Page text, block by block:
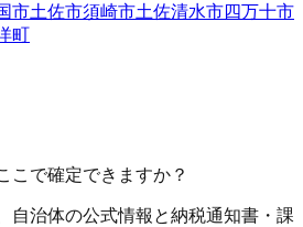
市土佐市須崎市土佐清水市四万十市
町
こで確定できますか？
自治体の公式情報と納税通知書・課